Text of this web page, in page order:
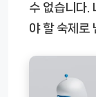
수 없습니다.
야 할 숙제로